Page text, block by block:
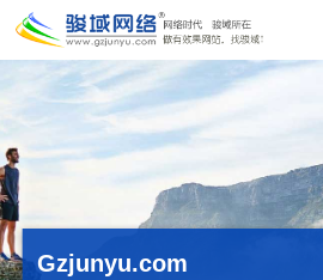
网
首
页
于
骏
域
服
务
项
模
板
增
Gzjunyu.com